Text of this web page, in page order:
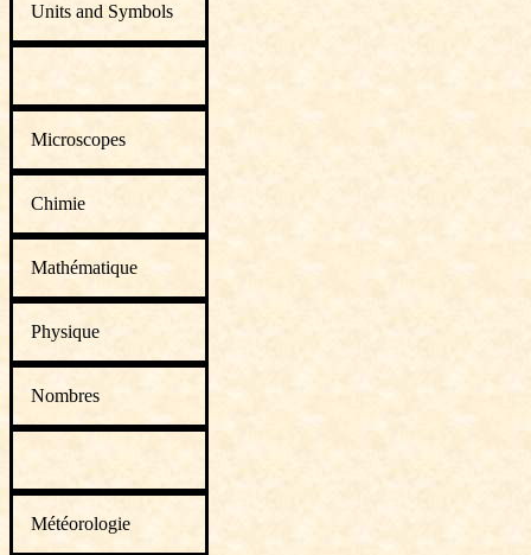
Units and Symbols
Microscopes
Chimie
Mathématique
Physique
Nombres
Météorologie